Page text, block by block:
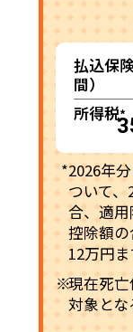
払込保
間）
所得税*
*2026年
ついて
合、適用
控除額
12万円ま
※現在死
対象と